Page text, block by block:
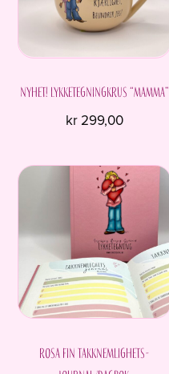
NYHET! Lykketegningkrus “Mamma”
kr 299,00
Rosa fin Takknemlighets-